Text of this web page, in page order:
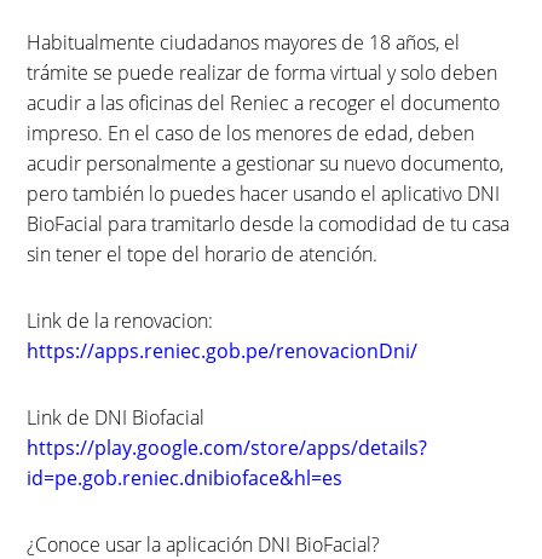
Habitualmente ciudadanos mayores de 18 años, el
trámite se puede realizar de forma virtual y solo deben
acudir a las oficinas del Reniec a recoger el documento
impreso. En el caso de los menores de edad, deben
acudir personalmente a gestionar su nuevo documento,
pero también lo puedes hacer usando el aplicativo DNI
BioFacial para tramitarlo desde la comodidad de tu casa
sin tener el tope del horario de atención.
Link de la renovacion:
https://apps.reniec.gob.pe/renovacionDni/
Link de DNI Biofacial
https://play.google.com/store/apps/details?
id=pe.gob.reniec.dnibioface&hl=es
¿Conoce usar la aplicación DNI BioFacial?